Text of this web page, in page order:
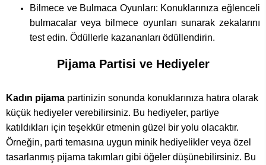
Bilmece ve Bulmaca Oyunları: Konuklarınıza eğlenceli
bulmacalar veya bilmece oyunları sunarak zekalarını
test edin. Ödüllerle kazananları ödüllendirin.
Pijama Partisi ve Hediyeler
Kadın pijama partinizin sonunda konuklarınıza hatıra olarak
küçük hediyeler verebilirsiniz. Bu hediyeler, partiye
katıldıkları için teşekkür etmenin güzel bir yolu olacaktır.
Örneğin, parti temasına uygun minik hediyelikler veya özel
tasarlanmış pijama takımları gibi öğeler düşünebilirsiniz. Bu